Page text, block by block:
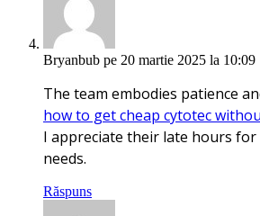
Bryanbub pe 20 martie 2025 la 10:09
The team embodies patience
how to get cheap cytotec
I appreciate their late hours for
needs.
Răspuns